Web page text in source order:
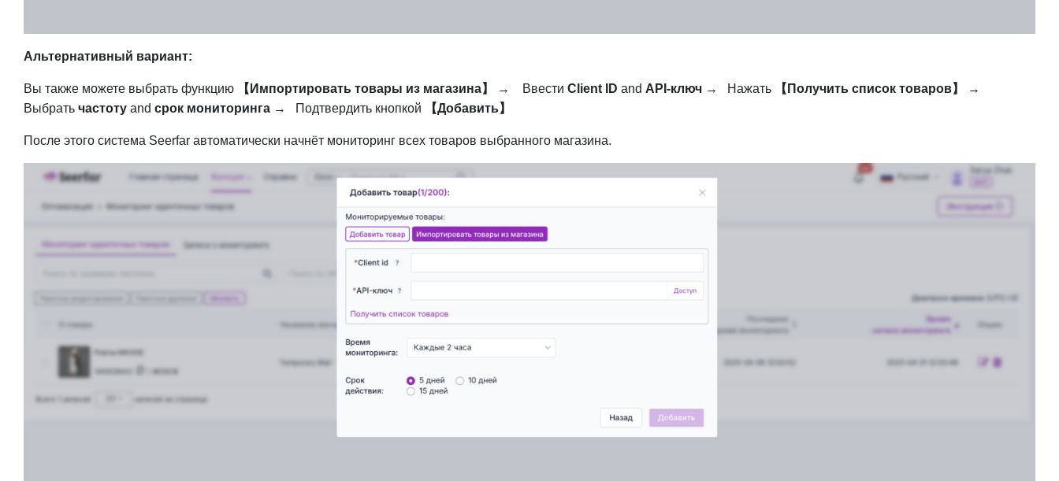
Альтернативный вариант:
Вы также можете выбрать функцию 【Импортировать товары из магазина】 → Ввести Client ID and API-ключ → Нажать 【Получить список товаров】
→
Выбрать частоту and срок мониторинга → Подтвердить кнопкой 【Добавить】
После этого система Seerfar автоматически начнёт мониторинг всех товаров выбранного магазина.